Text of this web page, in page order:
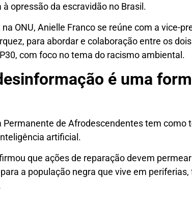
opressão da escravidão no Brasil.
ONU, Anielle Franco se reúne com a vice-
para abordar e colaboração entre os
com foco no tema do racismo ambiental.
é uma
Permanente de Afrodescendentes tem como
artificial.
que ações de reparação devem
a população negra que vive em